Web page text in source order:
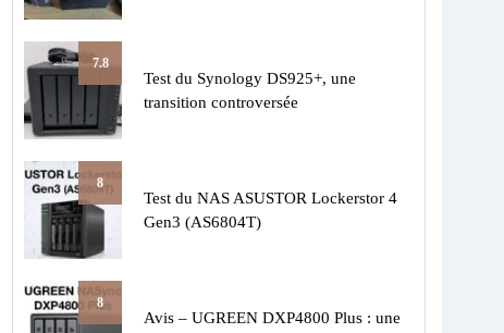
7.8
Test du Synology DS925+, une
transition controversée
8
Test du NAS ASUSTOR Lockerstor 4
Gen3 (AS6804T)
8
Avis – UGREEN DXP4800 Plus : une